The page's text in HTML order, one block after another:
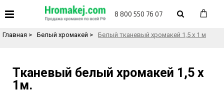
8 800 550 76 07
Назад в каталог товаров
Главная > Белый хромакей > Белый тканевый хромакей 1,5 х 1 м
Тканевый белый хромакей 1,5 х
1м.